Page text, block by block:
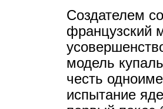
Создателем
французский
модель
честь
испытание